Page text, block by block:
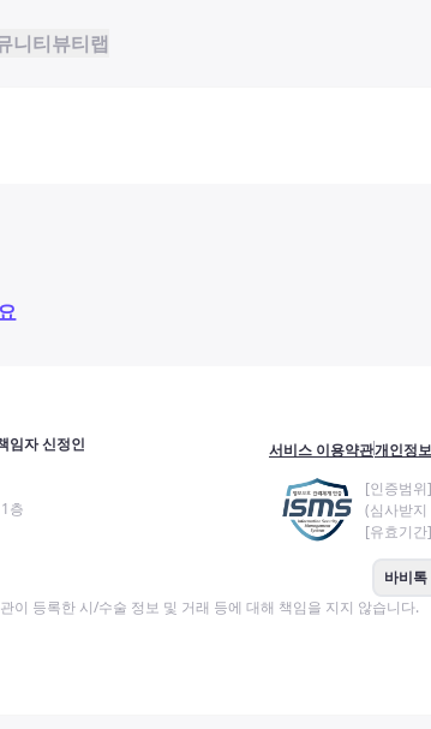
니티뷰티랩
임자 신정인
층
서비스 이용약관개인정
[인증범
(심사받
[유효기
바비
이 등록한 시/수술 정보 및 거래 등에 대해 책임을 지지 않습니다.